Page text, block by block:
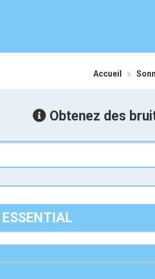
Accueil »
Obtenez des